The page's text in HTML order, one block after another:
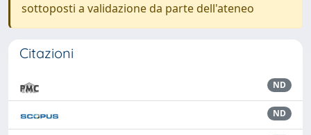
sottoposti a validazione da parte dell'ateneo
Citazioni
ND
ND